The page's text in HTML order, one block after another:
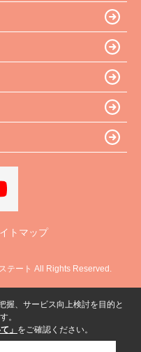
トマップ
テート All Rights Reserved.
握、サービス向上検討を目的と
。
」 をご確認ください。